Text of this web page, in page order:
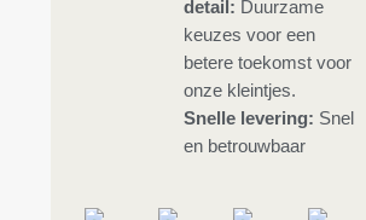
detail: Duurzame
keuzes voor een
betere toekomst voor
onze kleintjes.
Snelle levering: Snel
en betrouwbaar